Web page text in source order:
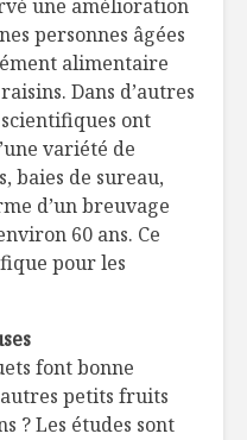
une amélioration
personnes âgées
alimentaire
Dans d’autres
ont
variété de
baies de sureau,
d’un breuvage
60 ans. Ce
pour les
font bonne
petits fruits
? Les études sont